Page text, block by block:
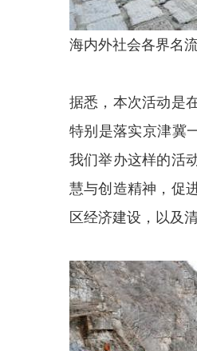
海内外社会各界名
据悉，本次活动是
特别是落实京津冀
我们举办这样的活
慧与创造精神，促
区经济建设，以及